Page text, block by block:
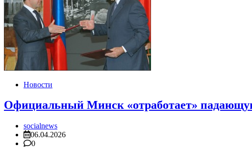
Новости
Официальный Минск «отработает»
socialnews
06.04.2026
0